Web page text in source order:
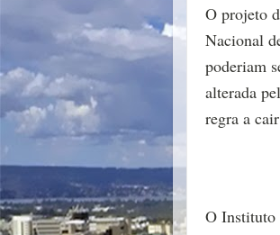
O projeto
Nacional
poderiam
alterada
regra a
O Instituto